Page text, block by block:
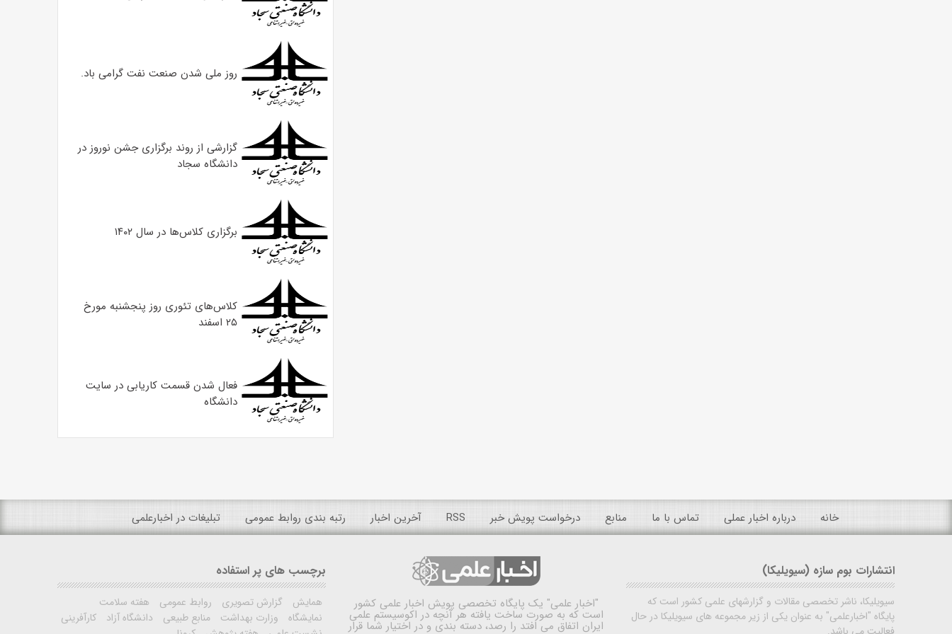
روز ملی شدن صنعت نفت گرامی باد.
گزارشی از روند برگزاری جشن نوروز در
دانشگاه سجاد
برگزاری کلاس‌ها در سال ۱۴۰۲
کلاس‌های تئوری روز پنجشنبه مورخ
۲۵ اسفند
فعال شدن قسمت کاریابی در سایت
دانشگاه
خانه درباره اخبار عملی تماس با ما منابع درخواست پویش خبر RSS آخرین اخبار رتبه بندی روابط عمومی تبلیغات در اخبارعلمی
انتشارات بوم سازه (سیویلیکا)
سیویلیکا، ناشر تخصصی مقالات و گزارشهای علمی کشور است که
پایگاه "اخبارعلمی" به عنوان یکی از زیر مجموعه های سیویلیکا در حال
"اخبار علمی" یک پایگاه تخصصی پویش اخبار علمی کشور
است که به صورت ساخت یافته هر آنچه در اکوسیستم علمی
ایران اتفاق می افتد را رصد، دسته بندی و در اختیار شما قرار
برچسب های پر استفاده
همایش گزارش تصویری روابط عمومی
هفته سلامت
نمایشگاه
وزارت بهداشت منابع طبیعی دانشگاه آزاد
کارآفرینی